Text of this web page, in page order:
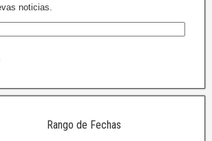
noticias.
Rango de Fechas